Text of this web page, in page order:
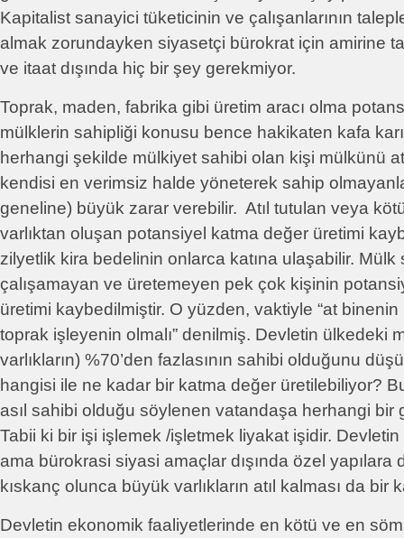
Kapitalist sanayici tüketicinin ve çalışanlarının
almak zorundayken siyasetçi bürokrat için amirine
ve itaat dışında hiç bir şey gerekmiyor.
Toprak, maden, fabrika gibi üretim aracı olma
mülklerin sahipliği konusu bence hakikaten kafa
herhangi şekilde mülkiyet sahibi olan kişi mülkünü
kendisi en verimsiz halde yöneterek sahip
geneline) büyük zarar verebilir. Atıl tutulan veya
varlıktan oluşan potansiyel katma değer üretimi
zilyetlik kira bedelinin onlarca katına ulaşabilir. Mülk
çalışamayan ve üretemeyen pek çok kişinin
üretimi kaybedilmiştir. O yüzden, vaktiyle “at binenin
toprak işleyenin olmalı” denilmiş. Devletin ülkedeki
varlıkların) %70’den fazlasının sahibi olduğunu
hangisi ile ne kadar bir katma değer üretilebiliyor?
asıl sahibi olduğu söylenen vatandaşa herhangi bir
Tabii ki bir işi işlemek /işletmek liyakat işidir.
ama bürokrasi siyasi amaçlar dışında özel yapılara
kıskanç olunca büyük varlıkların atıl kalması da bir
Devletin ekonomik faaliyetlerinde en kötü ve en